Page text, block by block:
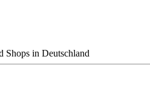
Shops in Deutschland